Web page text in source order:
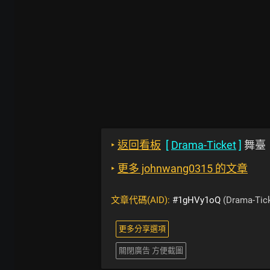
‣ 返回看板 [ Drama-Ticket] 舞臺
‣ 更多 johnwang0315 的文章
文章代碼(AID): #1gHVy1oQ (Drama-
更多分享選項
關閉廣告 方便截圖